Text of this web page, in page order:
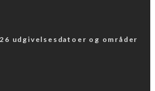
udgivelsesdatoer og områder